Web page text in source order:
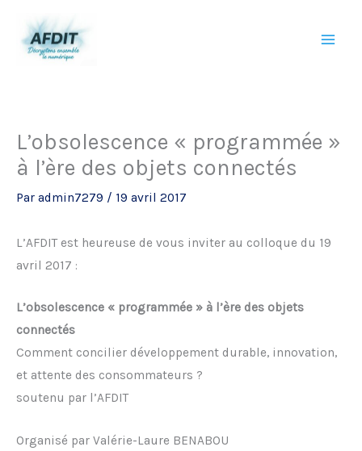
contenu
L’obsolescence « programmée »
à l’ère des objets connectés
Par admin7279 / 19 avril 2017
L’AFDIT est heureuse de vous inviter au colloque du 19
avril 2017 :
L’obsolescence « programmée » à l’ère des objets
connectés
Comment concilier développement durable, innovation,
et attente des consommateurs ?
soutenu par l’AFDIT
Organisé par Valérie-Laure BENABOU